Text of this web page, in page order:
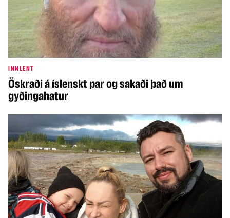
INNLENT
Öskraði á íslenskt par og sakaði það um
gyðingahatur